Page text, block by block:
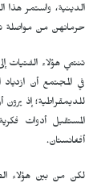
الدينية، واستمر
حرمانهن من مواصلة
تنتمي هؤلاء الفتيات
في المجتمع أن ازدياد
للديمقراطية؛ إذ
المستقبل أدوات
أفغانستان.
لكن من بين هؤلاء